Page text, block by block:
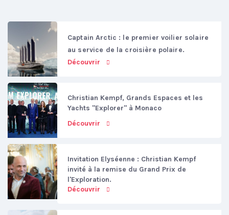
Captain Arctic : le premier voilier solaire
au service de la croisière polaire.
Découvrir
Christian Kempf, Grands Espaces et les
Yachts "Explorer" à Monaco
Découvrir
Invitation Elyséenne : Christian Kempf
invité à la remise du Grand Prix de
l'Exploration.
Découvrir